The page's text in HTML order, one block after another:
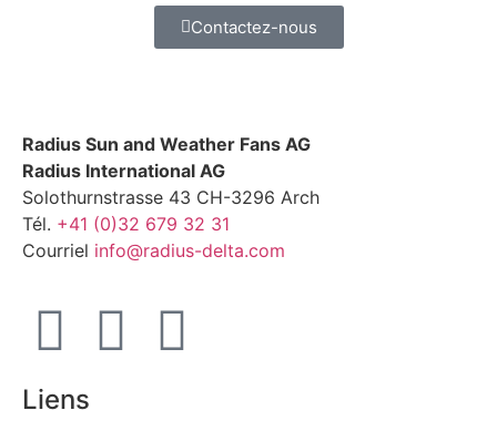
Contactez-nous
Radius Sun and Weather Fans AG
Radius International AG
Solothurnstrasse 43 CH-3296 Arch
Tél. +41 (0)32 679 32 31
Courriel info@radius-delta.com
Liens